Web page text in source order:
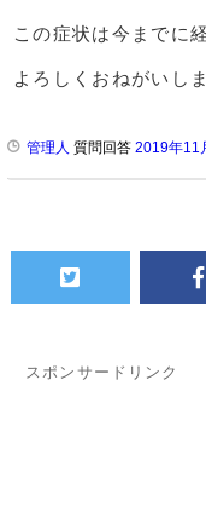
この症状は今までに
よろしくおねがいしま
管理人 質問回答 2019年11
スポンサードリンク